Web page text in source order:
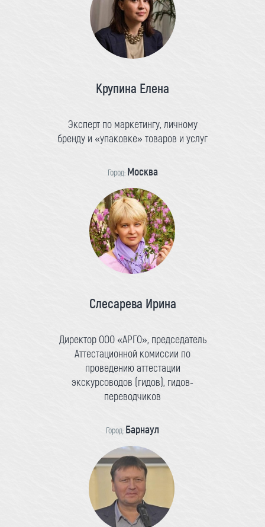
Крупина Елена
Эксперт по маркетингу, личному
бренду и «упаковке» товаров и услуг
Город: Москва
Слесарева Ирина
Директор ООО «АРГО», председатель
Аттестационной комиссии по
проведению аттестации
экскурсоводов (гидов), гидов-
переводчиков
Город: Барнаул